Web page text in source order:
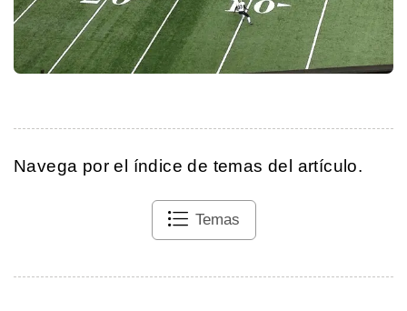
Navega por el índice de temas del artículo.
Temas